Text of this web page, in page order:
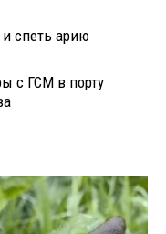
спеть арию
с ГСМ в порту